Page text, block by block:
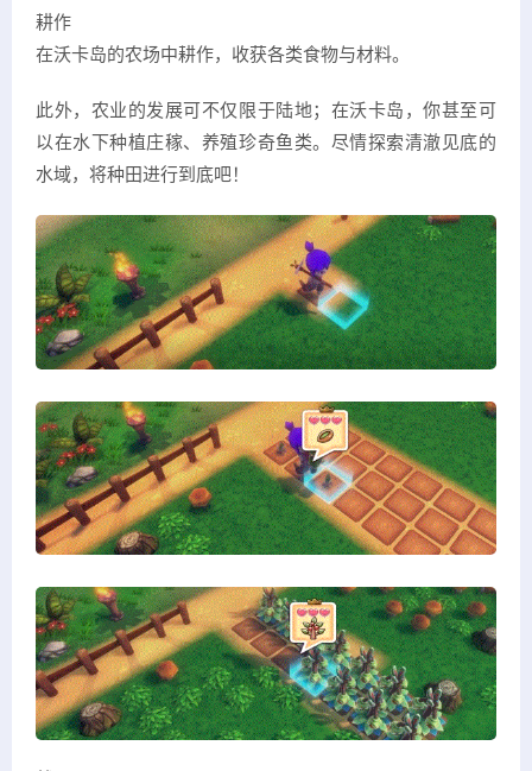
耕作
在沃卡岛的农场中耕作，收获各类食物与材料。
此外，农业的发展可不仅限于陆地；在沃卡岛，你甚至可
以在水下种植庄稼、养殖珍奇鱼类。尽情探索清澈见底的
水域，将种田进行到底吧！